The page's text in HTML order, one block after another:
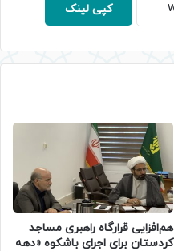
کپی لینک
هم‌افزایی قرارگاه راهبری مساجد
کردستان برای اجرای باشکوه «دهه